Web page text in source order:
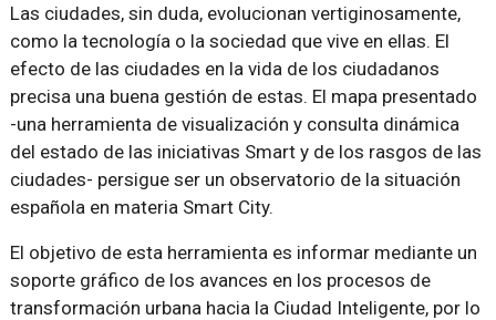
Las ciudades, sin duda, evolucionan vertiginosamente,
como la tecnología o la sociedad que vive en ellas. El
efecto de las ciudades en la vida de los ciudadanos
precisa una buena gestión de estas. El mapa presentado
-una herramienta de visualización y consulta dinámica
del estado de las iniciativas Smart y de los rasgos de las
ciudades- persigue ser un observatorio de la situación
española en materia Smart City.
El objetivo de esta herramienta es informar mediante un
soporte gráfico de los avances en los procesos de
transformación urbana hacia la Ciudad Inteligente, por lo